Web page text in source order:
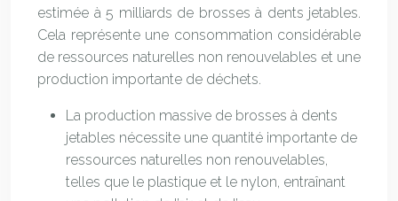
estimée à 5 milliards de brosses à dents jetables.
Cela représente une consommation considérable
de ressources naturelles non renouvelables et une
production importante de déchets.
La production massive de brosses à dents
jetables nécessite une quantité importante de
ressources naturelles non renouvelables,
telles que le plastique et le nylon, entraînant